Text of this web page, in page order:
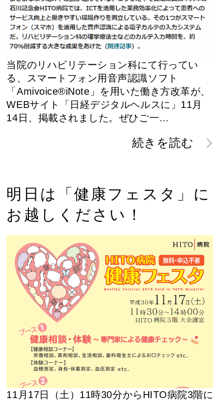
当院のリハビリテーション科にて行ってい
る、スマートフォン用音声認識ソフト
「Amivoice®iNote」を用いた働き方改革が、
WEBサイト「日経デジタルヘルスに」11月
14日、掲載されました。ぜひご一…
続きを読む
明日は「健康フェスタ」に
お越しください！
11月17日（土）11時30分からHITO病院3階に